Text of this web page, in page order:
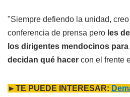
"Siempre defiendo la unidad,
conferencia de prensa pero les
los dirigentes mendocinos
decidan qué hacer con el frente
►TE PUEDE INTERESAR: